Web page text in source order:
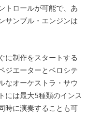
トロールが可能で、あ
サンブル・エンジンは
に制作をスタートする
ジエーターとベロシテ
なオーケストラ・サウ
には最大5種類のインス
時に演奏することも可